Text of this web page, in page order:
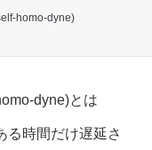
応用・アプリケーショ
homo-dyne)
dyne)とは
る時間だけ遅延さ